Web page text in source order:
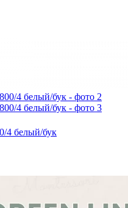
4 белый/бук